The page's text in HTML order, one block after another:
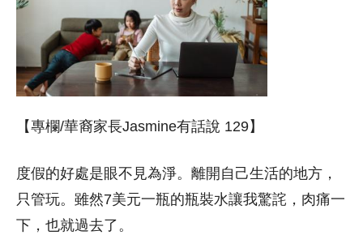
【專欄/華裔家長Jasmine有話說 129】
度假的好處是眼不見為淨。離開自己生活的地方，
只管玩。雖然7美元一瓶的瓶裝水讓我驚詫，肉痛一
下，也就過去了。